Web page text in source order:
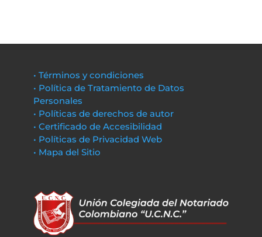
• Términos y condiciones
• Política de Tratamiento de Datos
Personales
• Políticas de derechos de autor
• Certificado de Accesibilidad
• Políticas de Privacidad Web
• Mapa del Sitio